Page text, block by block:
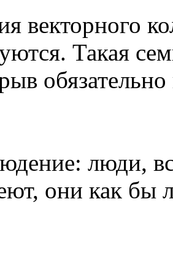
векторного
Такая
люди,
они как бы